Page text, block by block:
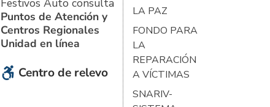
Festivos Auto consulta
Puntos de Atención y
Centros Regionales
Unidad en línea
Centro de relevo
LA PAZ
FONDO PARA
LA
REPARACIÓN
A VÍCTIMAS
SNARIV-